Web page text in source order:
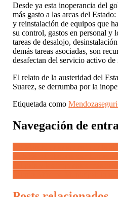
Desde ya esta inoperancia del
más gasto a las arcas del
y reinstalación de equipos que
su control, gastos en personal y
tareas de desalojo,
demás tareas asociadas, son
desafectan del servicio activo de
El relato de la austeridad del
Suarez, se derrumba por la
Etiquetada comoMendoza
Navegación de